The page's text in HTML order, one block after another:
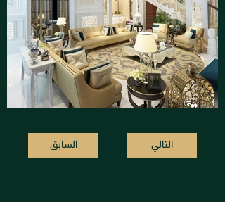
السابق التالي